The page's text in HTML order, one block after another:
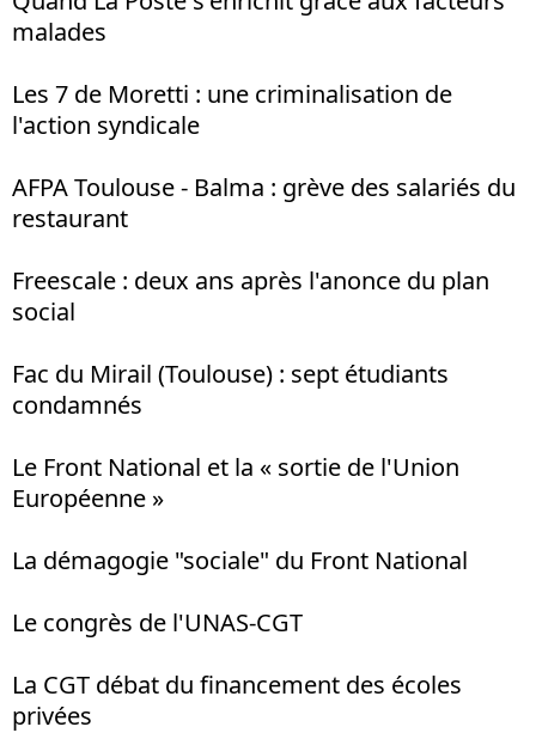
malades
Les 7 de Moretti : une criminalisation de
l'action syndicale
AFPA Toulouse - Balma : grève des salariés du
restaurant
Freescale : deux ans après l'anonce du plan
social
Fac du Mirail (Toulouse) : sept étudiants
condamnés
Le Front National et la « sortie de l'Union
Européenne »
La démagogie "sociale" du Front National
Le congrès de l'UNAS-CGT
La CGT débat du financement des écoles
privées